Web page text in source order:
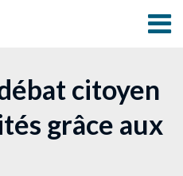
citoyen
grâce aux